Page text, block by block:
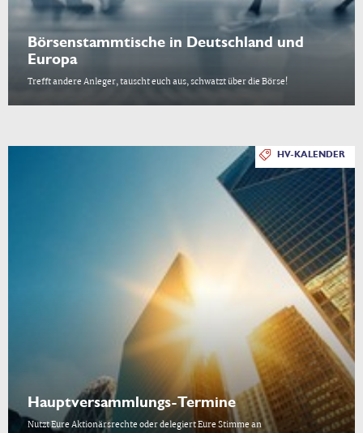
Börsenstammtische in Deutschland und
Europa
Trefft andere Anleger, tauscht euch aus, schwatzt über die Börse!
HV-KALENDER
Hauptversammlungs-Termine
Nutzt Eure Aktionärsrechte oder delegiert Eure Stimme an